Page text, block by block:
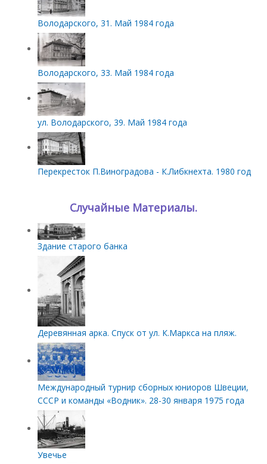
Володарского, 31. Май 1984 года
Володарского, 33. Май 1984 года
ул. Володарского, 39. Май 1984 года
Перекресток П.Виноградова - К.Либкнехта. 1980 год
Случайные Материалы.
Здание старого банка
Деревянная арка. Спуск от ул. К.Маркса на пляж.
Международный турнир сборных юниоров Швеции,
СССР и команды «Водник». 28-30 января 1975 года
Увечье